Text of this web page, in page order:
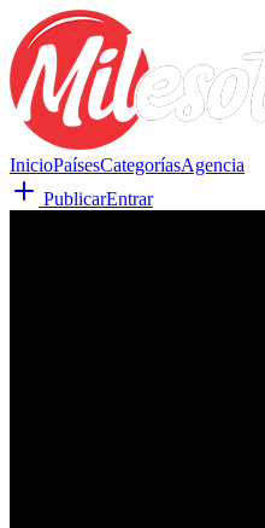
InicioPaísesCategoríasAgencia
PublicarEntrar